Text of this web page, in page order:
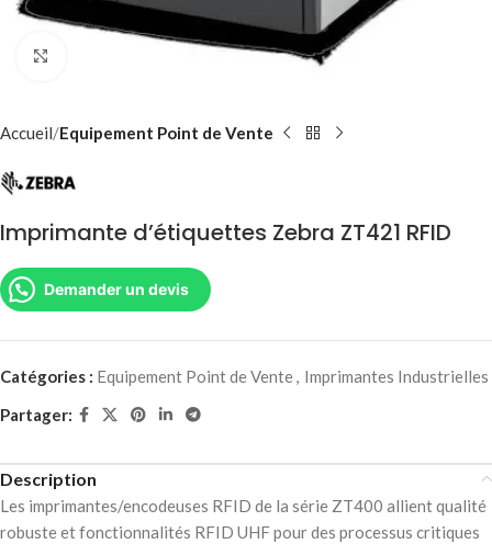
Accueil Equipement Point de Vente
Imprimante d’étiquettes Zebra ZT421 RFID
Demander un devis
Catégories : Equipement Point de Vente, Imprimantes Industrielles
Partager:
Description
Les imprimantes/encodeuses RFID de la série ZT400 allient qualité
robuste et fonctionnalités RFID UHF pour des processus critiques